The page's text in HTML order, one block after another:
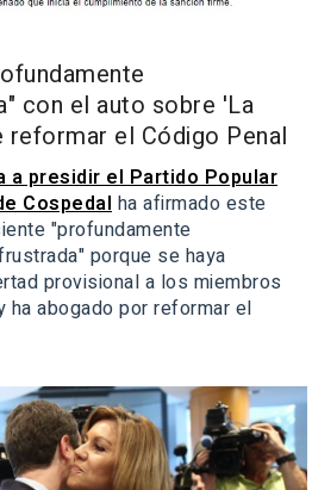
con el auto sobre 'La
reformar el Código Penal
a presidir el Partido Popular
Cospedal ha afirmado este
"profundamente
porque se haya
provisional a los miembros
ha abogado por reformar el